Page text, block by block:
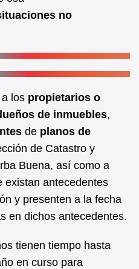
no
los propietarios o
de inmuebles,
de planos de
de Catastro y
Buena, así como a
existan antecedentes
y presenten a la fecha
en dichos antecedentes.
tienen tiempo hasta
en curso para